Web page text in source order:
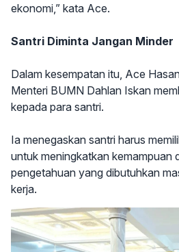
ekonomi,” kata Ace.
Santri Diminta Jangan Minder
Dalam kesempatan itu, Ace
Menteri BUMN Dahlan Iskan
kepada para santri.
Ia menegaskan santri harus
untuk meningkatkan kemampuan
pengetahuan yang dibutuhkan
kerja.